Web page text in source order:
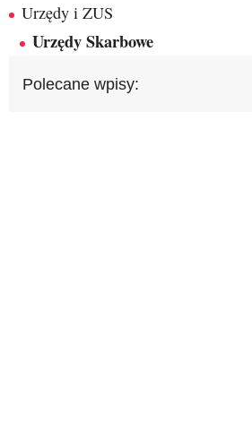
Urzędy i ZUS
Urzędy Skarbowe
Polecane wpisy: